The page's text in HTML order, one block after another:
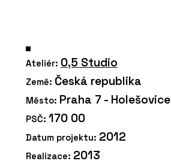
Ateliér: 0,5 Studio
Země: Česká republika
Město: Praha 7 - Holešovice
PSČ: 170 00
Datum projektu: 2012
Realizace: 2013